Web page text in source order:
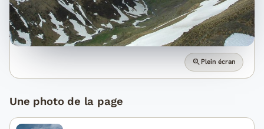
Plein écran
Une photo de la page